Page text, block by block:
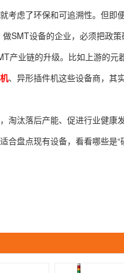
考虑了环保和可追溯性。但即
SMT设备的企业，必须把政策
产业链的升级。比如上游的
、异形插件机这些设备商，其
淘汰落后产能、促进行业健
盘点现有设备，看看哪些是